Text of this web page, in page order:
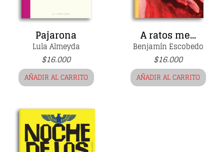
Pajarona
$16.000
Lula Almeyda
AÑADIR AL CARRITO
A ratos me...
$16.000
Benjamín Escobedo
AÑADIR AL CARRITO